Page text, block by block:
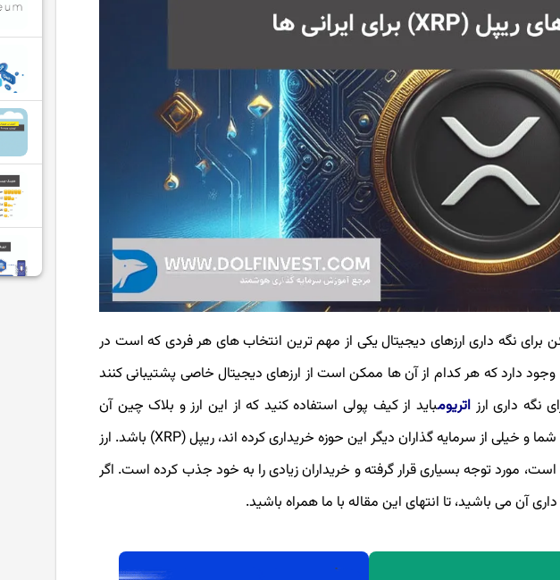
نگه داری ارزهای دیجیتال یکی از مهم ترین انتخاب های هر فردی که است در
دارد که هر کدام از آن ها ممکن است از ارزهای دیجیتال خاصی پشتیبانی کنند
نگه داری ارزاتریومباید از کیف پولی استفاده کنید که از این ارز و بلاک چین آن
پشتیبانی می کند. این روز ها، احتمالا یکی از ارزهایی که شاید شما و خیلی از سرمایه گذاران دیگر این حوزه خریداری کرده اند، ریپل (XRP) باشد. ارز
مورد توجه بسیاری قرار گرفته و خریداران زیادی را به خود جذب کرده است. اگر
آن می باشید، تا انتهای این مقاله با ما همراه باشید.